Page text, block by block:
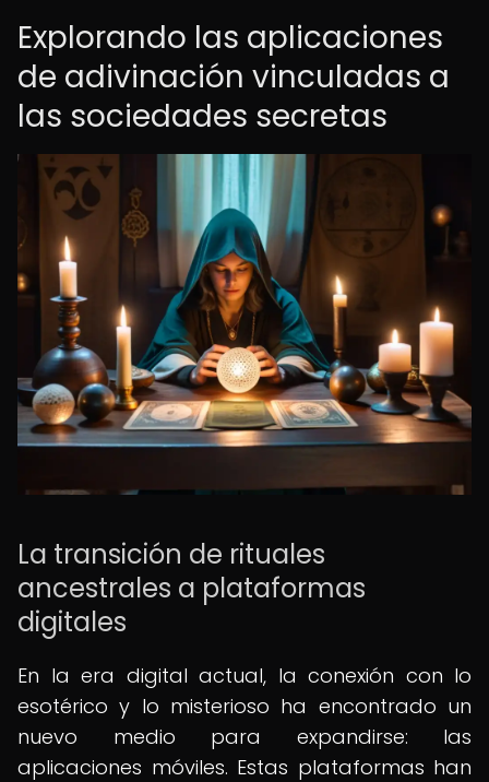
Explorando las aplicaciones
de adivinación vinculadas a
las sociedades secretas
La transición de rituales
ancestrales a plataformas
digitales
En la era digital actual, la conexión con lo
esotérico y lo misterioso ha encontrado un
nuevo medio para expandirse: las
aplicaciones móviles. Estas plataformas han